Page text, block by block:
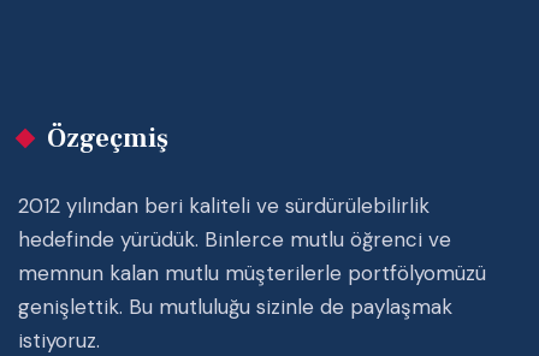
Özgeçmiş
2012 yılından beri kaliteli ve sürdürülebilirlik
hedefinde yürüdük. Binlerce mutlu öğrenci ve
memnun kalan mutlu müşterilerle portfölyomüzü
genişlettik. Bu mutluluğu sizinle de paylaşmak
istiyoruz.